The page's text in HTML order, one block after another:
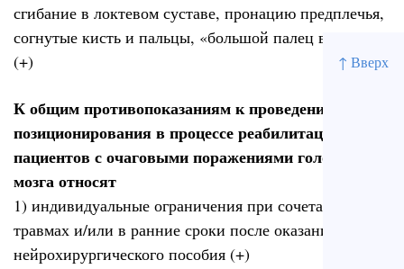
↑ Вверх
сгибание в локтевом суставе, пронацию предплечья,
согнутые кисть и пальцы, «большой палец в ладони»
(+)
К общим противопоказаниям к проведению
позиционирования в процессе реабилитации
пациентов с очаговыми поражениями головного
мозга относят
1) индивидуальные ограничения при сочетанных
травмах и/или в ранние сроки после оказания
нейрохирургического пособия (+)